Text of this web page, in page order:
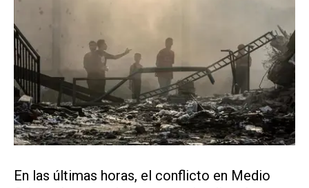
En las últimas horas, el conflicto en Medio